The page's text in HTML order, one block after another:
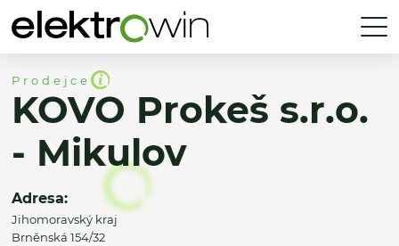
Prodejce
KOVO Prokeš s.r.o.
- Mikulov
Adresa:
Jihomoravský kraj
Brněnská 154/32